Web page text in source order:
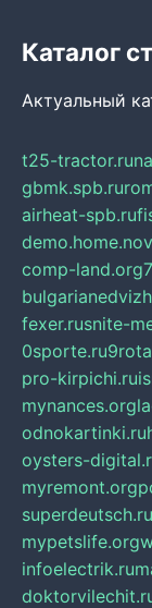
Каталог
Актуальный
t25-tractor.ru
gbmk.spb.ru
airheat-spb.ru
comp-land.org
fexer.rusnite-
0sporte.ru
pro-kirpichi.ru
mynances.org
odnokartinki.ru
oysters-
myremont.org
superdeutsch.ru
mypetslife.org
infoelectrik.ru